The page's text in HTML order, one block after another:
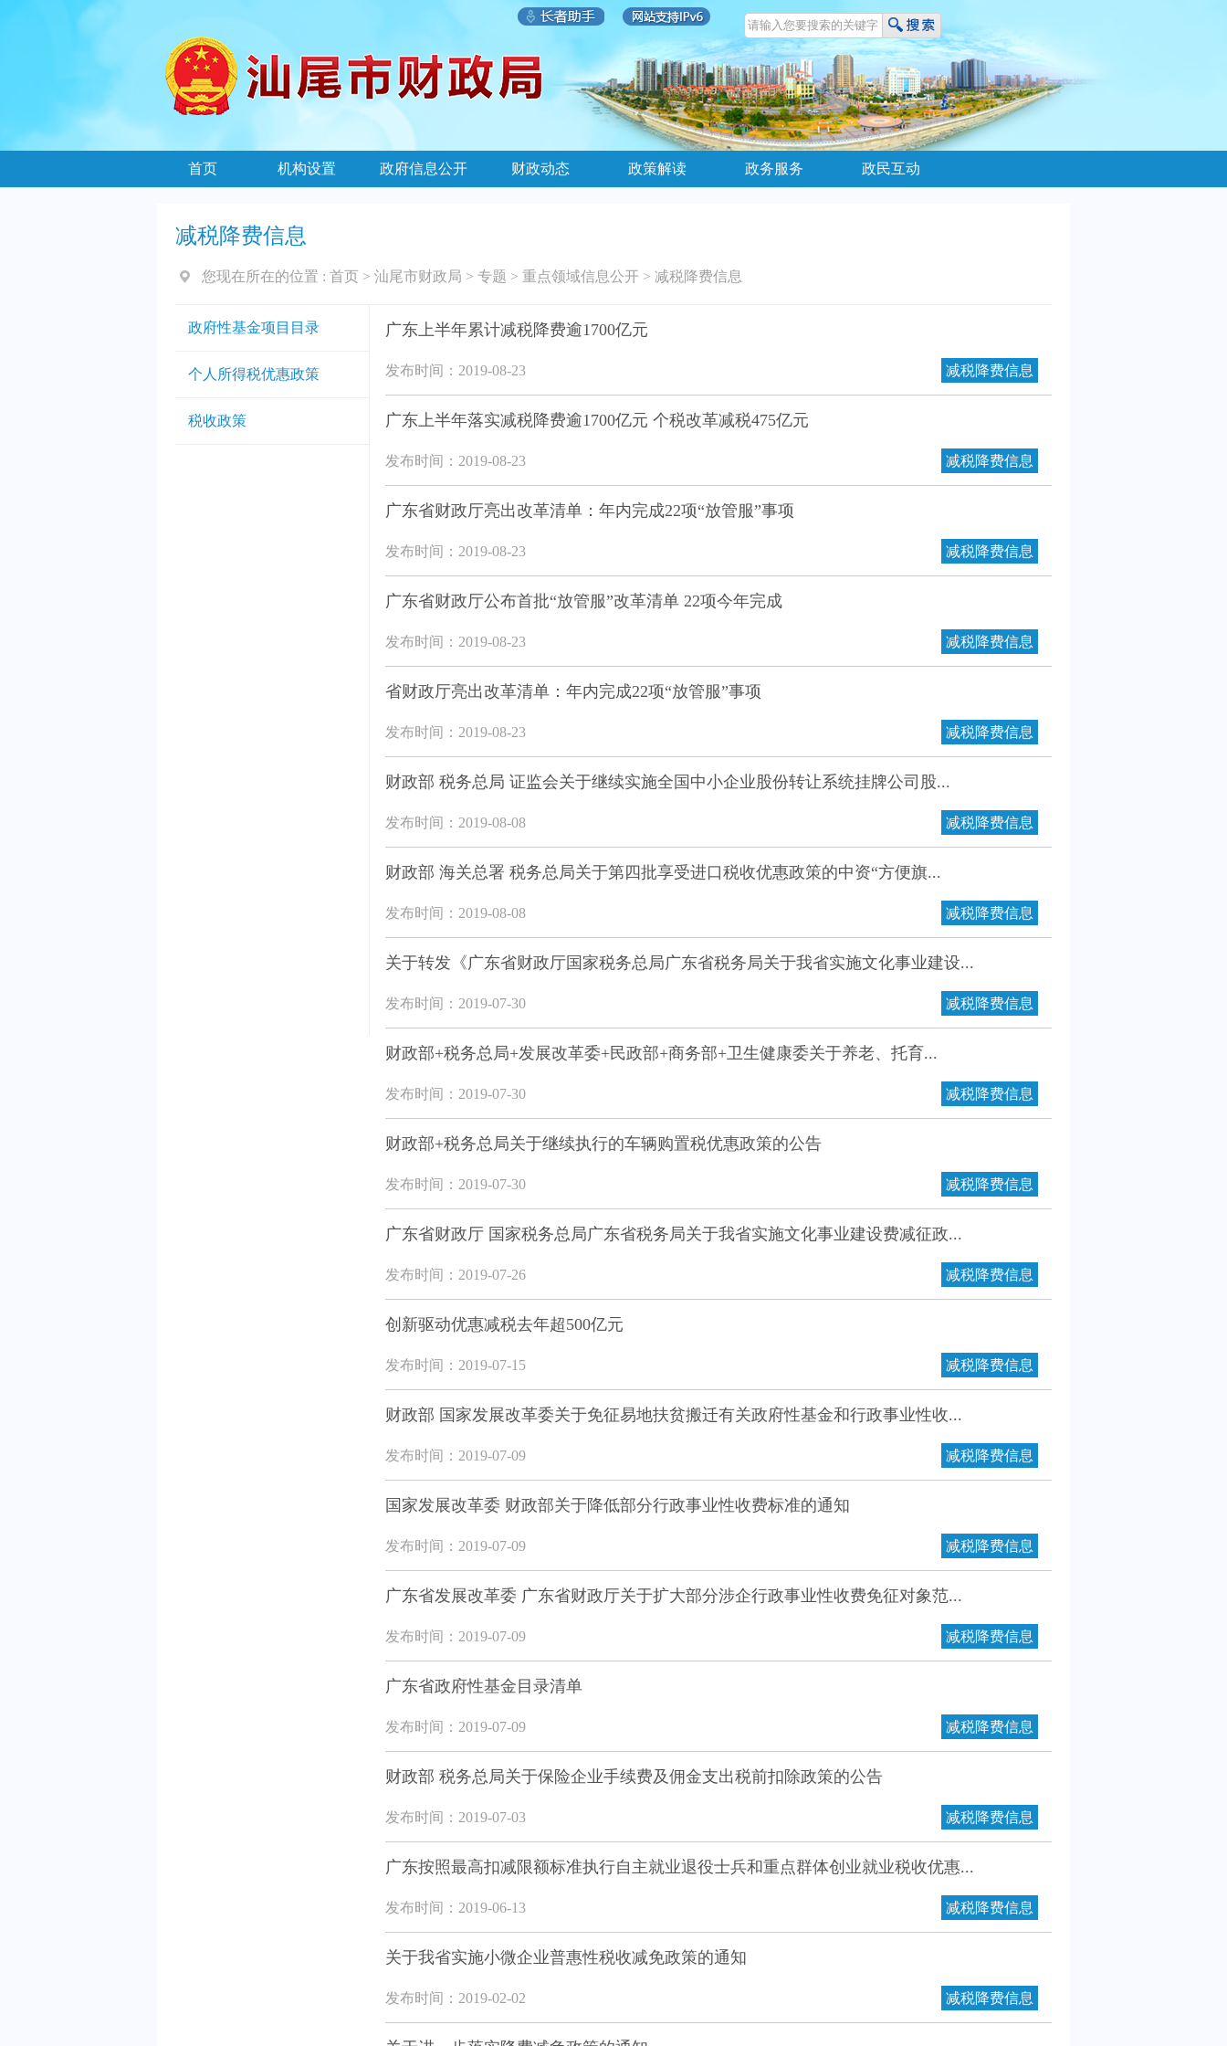
首页 机构设置 政府信息公开 财政动态 政策解读 政务服务 政民互动
减税降费信息
您现在所在的位置 : 首页 > 汕尾市财政局 > 专题 > 重点领域信息公开 > 减税降费信息
政府性基金项目目录
个人所得税优惠政策
税收政策
广东上半年累计减税降费逾1700亿元
发布时间：2019-08-23 减税降费信息
广东上半年落实减税降费逾1700亿元 个税改革减税475亿元
发布时间：2019-08-23 减税降费信息
广东省财政厅亮出改革清单：年内完成22项“放管服”事项
发布时间：2019-08-23 减税降费信息
广东省财政厅公布首批“放管服”改革清单 22项今年完成
发布时间：2019-08-23 减税降费信息
省财政厅亮出改革清单：年内完成22项“放管服”事项
发布时间：2019-08-23 减税降费信息
财政部 税务总局 证监会关于继续实施全国中小企业股份转让系统挂牌公司股...
发布时间：2019-08-08 减税降费信息
财政部 海关总署 税务总局关于第四批享受进口税收优惠政策的中资“方便旗...
发布时间：2019-08-08 减税降费信息
关于转发《广东省财政厅国家税务总局广东省税务局关于我省实施文化事业建设...
发布时间：2019-07-30 减税降费信息
财政部+税务总局+发展改革委+民政部+商务部+卫生健康委关于养老、托育...
发布时间：2019-07-30 减税降费信息
财政部+税务总局关于继续执行的车辆购置税优惠政策的公告
发布时间：2019-07-30 减税降费信息
广东省财政厅 国家税务总局广东省税务局关于我省实施文化事业建设费减征政...
发布时间：2019-07-26 减税降费信息
创新驱动优惠减税去年超500亿元
发布时间：2019-07-15 减税降费信息
财政部 国家发展改革委关于免征易地扶贫搬迁有关政府性基金和行政事业性收...
发布时间：2019-07-09 减税降费信息
国家发展改革委 财政部关于降低部分行政事业性收费标准的通知
发布时间：2019-07-09 减税降费信息
广东省发展改革委 广东省财政厅关于扩大部分涉企行政事业性收费免征对象范...
发布时间：2019-07-09 减税降费信息
广东省政府性基金目录清单
发布时间：2019-07-09 减税降费信息
财政部 税务总局关于保险企业手续费及佣金支出税前扣除政策的公告
发布时间：2019-07-03 减税降费信息
广东按照最高扣减限额标准执行自主就业退役士兵和重点群体创业就业税收优惠...
发布时间：2019-06-13 减税降费信息
关于我省实施小微企业普惠性税收减免政策的通知
发布时间：2019-02-02 减税降费信息